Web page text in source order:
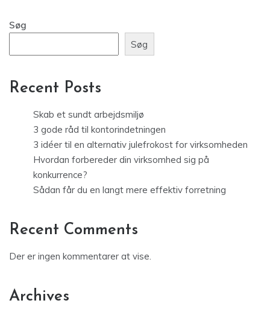
Søg
Søg
Recent Posts
Skab et sundt arbejdsmiljø
3 gode råd til kontorindetningen
3 idéer til en alternativ julefrokost for virksomheden
Hvordan forbereder din virksomhed sig på
konkurrence?
Sådan får du en langt mere effektiv forretning
Recent Comments
Der er ingen kommentarer at vise.
Archives